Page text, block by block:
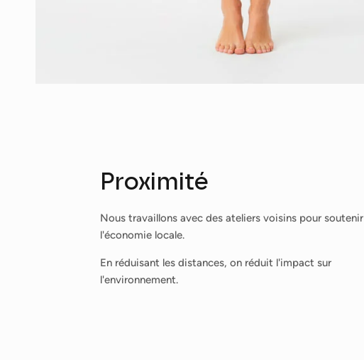
Proximité
Nous travaillons avec des ateliers voisins pour soutenir
l'économie locale.
En réduisant les distances, on réduit l'impact sur
l'environnement.